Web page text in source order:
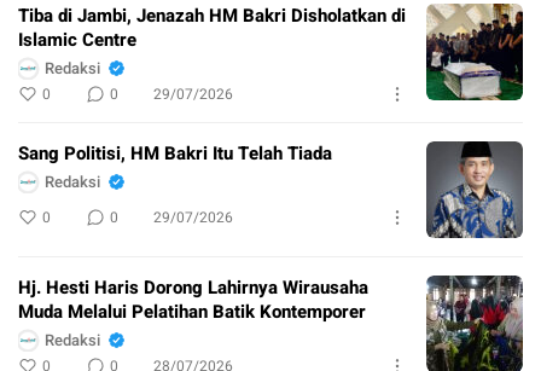
Tiba di Jambi, Jenazah HM Bakri Disholatkan di
Islamic Centre
Redaksi
0 0 29/07/2026
Sang Politisi, HM Bakri Itu Telah Tiada
Redaksi
0 0 29/07/2026
Hj. Hesti Haris Dorong Lahirnya Wirausaha
Muda Melalui Pelatihan Batik Kontemporer
Redaksi
0 0 28/07/2026